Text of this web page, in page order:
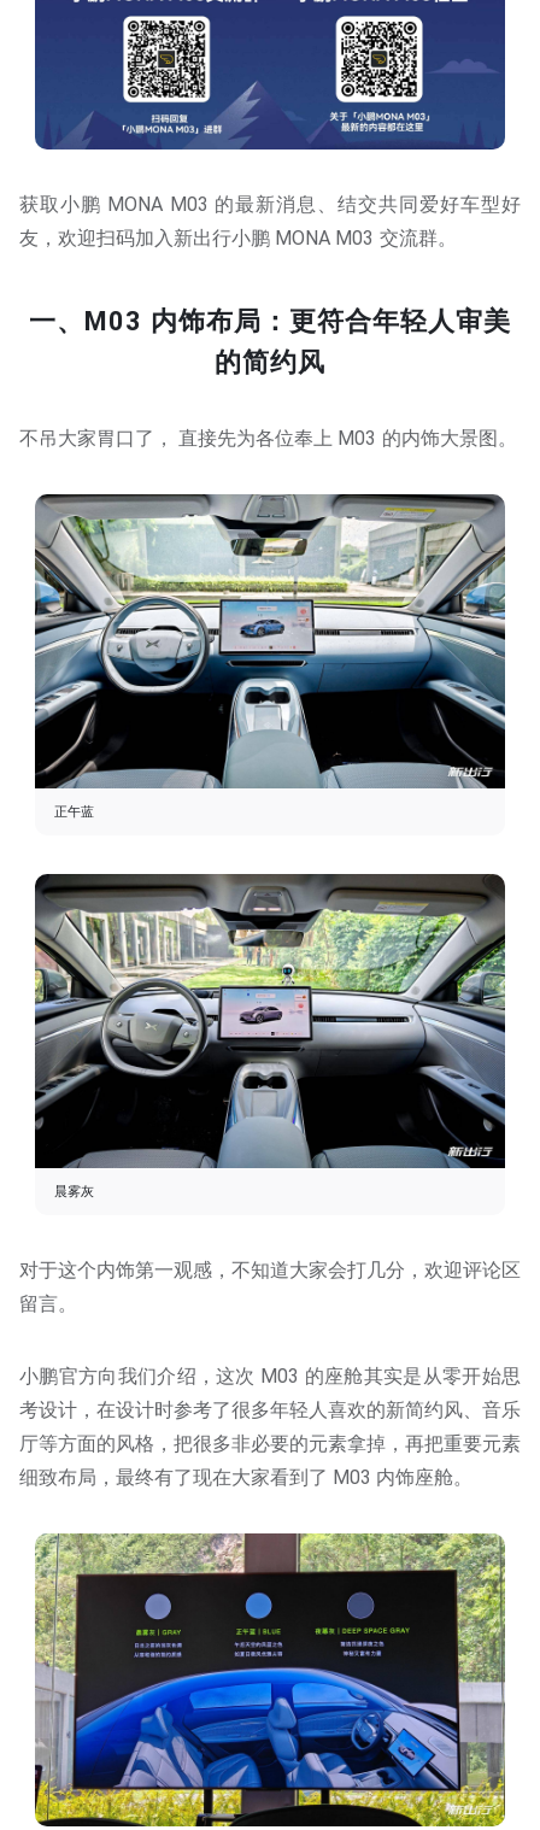
获取小鹏 MONA M03 的最新消息、结交共同爱好车型好
友，欢迎扫码加入新出行小鹏 MONA M03 交流群。
一、M03 内饰布局：更符合年轻人审美
的简约风
不吊大家胃口了， 直接先为各位奉上 M03 的内饰大景图。
正午蓝
晨雾灰
对于这个内饰第一观感，不知道大家会打几分，欢迎评论区
留言。
小鹏官方向我们介绍，这次 M03 的座舱其实是从零开始思
考设计，在设计时参考了很多年轻人喜欢的新简约风、音乐
厅等方面的风格，把很多非必要的元素拿掉，再把重要元素
细致布局，最终有了现在大家看到了 M03 内饰座舱。